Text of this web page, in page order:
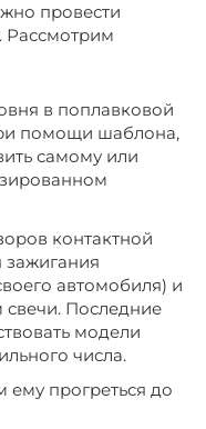
провести
в поплавковой
помощи шаблона,
самому или
контактной
зажигания
автомобиля) и
свечи. Последние
модели
числа.
ему прогреться до